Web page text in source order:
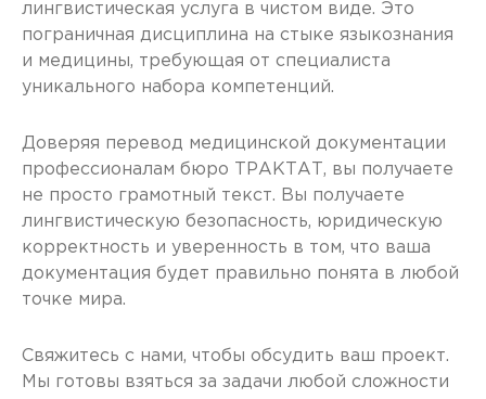
лингвистическая услуга в чистом виде. Это
пограничная дисциплина на стыке языкознания
и медицины, требующая от специалиста
уникального набора компетенций.
Доверяя перевод медицинской документации
профессионалам бюро ТРАКТАТ, вы получаете
не просто грамотный текст. Вы получаете
лингвистическую безопасность, юридическую
корректность и уверенность в том, что ваша
документация будет правильно понята в любой
точке мира.
Свяжитесь с нами, чтобы обсудить ваш проект.
Мы готовы взяться за задачи любой сложности